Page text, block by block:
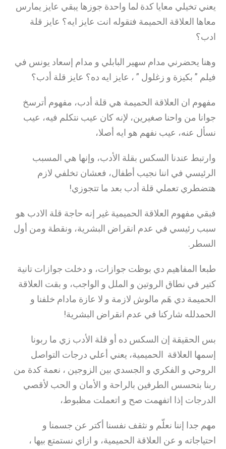
يعني تخيلي معايا كدة لما واحدة جوزها يبقي عايز يمارس
معاها العلاقة الحميمة فتقوله انت عايز ايه؟ عايز قلة
ادب؟
وهنا يحضرني مدام سهير البابلي و مدام إسعاد يونس في
فيلم ” بكيزة و زغلول ” ، عايز ايه ده؟ عايز قلة أدب؟
مفهوم ان العلاقة الحميمة هي قلة أدب، مفهوم أترسخ
جوانا من واحنا صغيرين، لإنه كان عيب نتكلم فيه، عيب
نسأل عنه، عيب نفهم هو ايه أصلا،
وارتبط عندنا السكس بقلة الأدب، وإنها هي المسبب
الرئيسي في اننا نجيب أطفال، فعشان تخلفي لازم
هتضطري تعملي قلة أدب بعد ما تتجوزي!
فبقي مفهوم العلاقة الحميمية غير إنه حاجة قلة الادب هو
سبب رئيسي في عدم انقراض البشرية، ونقطة ومن أول
السطر.
طبعا المفاهيم دي بوظت جوازات، و دخلت جوازات تانية
كتير في نطاق الروتين و الملل و الواجب، و بقت العلاقة
الحميمة دي هَم مالوش لازمة و لا عازة مادام خلفنا و
الحمدلله شاركنا في عدم انقراض البشرية!
بس الحقيقة إن السكس ده أو قلة الأدب زي ما ربونا
إسمها العلاقة الحميمية، يعني أعلي درجات التواصل
الروحي و الفكري و الجسدي بين الزوجين ، نعمة كدة من
ربنا بتحسس الطرفين بالراحة و الأمان و الحب لأقصي
الدرجات إذا اتفهمت صح و اتعملت مظبوط،
مهم جدا إننا نعلّم و نثقف نفسنا أكتر عن جسمنا و
احتياجاته و عن العلاقة الحميمية، و ازاي نستمتع بيها ،